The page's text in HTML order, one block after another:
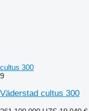
cultus 300
9
Väderstad cultus 300